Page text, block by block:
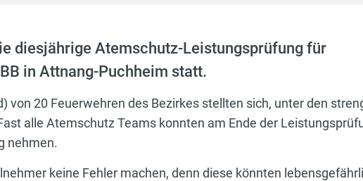
diesjährige Atemschutz-Leistungsprüfung für
in Attnang-Puchheim statt.
von 20 Feuerwehren des Bezirkes stellten sich, unter den
alle Atemschutz Teams konnten am Ende der
nehmen.
keine Fehler machen, denn diese könnten